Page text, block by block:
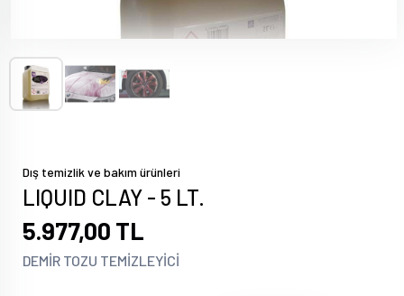
Dış temizlik ve bakım ürünleri
LIQUID CLAY - 5 LT.
5.977,00 TL
DEMİR TOZU TEMİZLEYİCİ